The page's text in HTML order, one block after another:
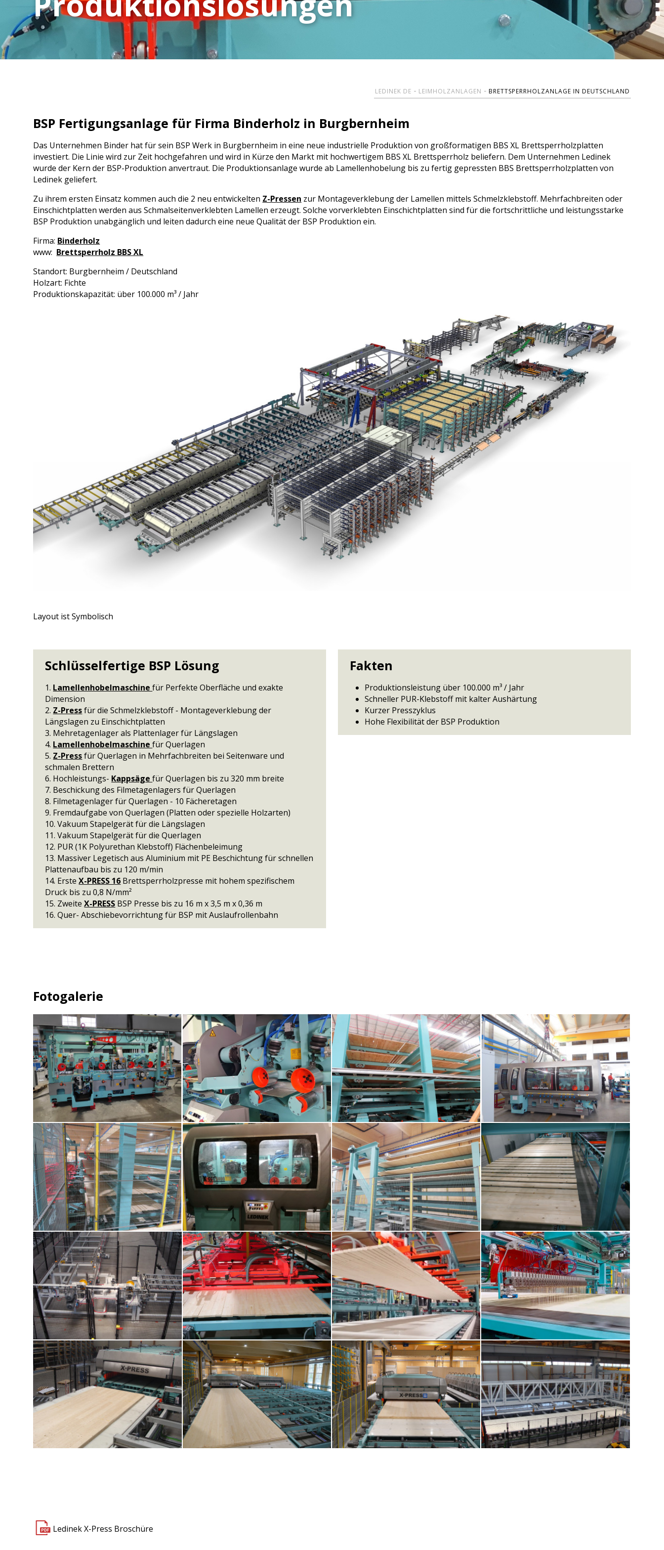
Zertifikate, Logo
TeamViewer
Allgemeine
Einkaufsbedingungen
Multiplan
S150 / S250
300 / 400 / 600
1000 / 1300
Kontizink medium vertical
Kontizink M 3000
Kontizink M 4000
Kontizink 2000
Kontizink 2500
Kontizink 5000
BSP Kanada
BSP Russland
BSP Ante DE
BSP Schweden 2
KVH Anlagen
KVH
Z-Press
Maxipress
Hyperpress-N
XL-Cut 1300
XXL-Cut 1300
Entstapelung
Feuchtemessung
Schüsselung
Scanner
Markierstationen
Etagenlager
Lattenbündel
Bandförderer
Hubförderer
LEDINEK DE LEIMHOLZANLAGEN BRETTSPERRHOLZANLAGE IN DEUTSCHLAND
BSP Fertigungsanlage für Firma Binderholz in Burgbernheim
Das Unternehmen Binder hat für sein BSP Werk in Burgbernheim in eine neue industrielle Produktion von großformatigen BBS XL Brettsperrholzplatten
investiert. Die Linie wird zur Zeit hochgefahren und wird in Kürze den Markt mit hochwertigem BBS XL Brettsperrholz beliefern. Dem Unternehmen Ledinek
wurde der Kern der BSP-Produktion anvertraut. Die Produktionsanlage wurde ab Lamellenhobelung bis zu fertig gepressten BBS Brettsperrholzplatten von
Ledinek geliefert.
Zu ihrem ersten Einsatz kommen auch die 2 neu entwickelten Z-Pressen zur Montageverklebung der Lamellen mittels Schmelzklebstoff. Mehrfachbreiten oder
Einschichtplatten werden aus Schmalseitenverklebten Lamellen erzeugt. Solche vorverklebten Einschichtplatten sind für die fortschrittliche und leistungsstarke
BSP Produktion unabgänglich und leiten dadurch eine neue Qualität der BSP Produktion ein.
Firma: Binderholz
www: Brettsperrholz BBS XL
Standort: Burgbernheim / Deutschland
Holzart: Fichte
Produktionskapazität: über 100.000 m³ / Jahr
Layout ist Symbolisch
Schlüsselfertige BSP Lösung
1. Lamellenhobelmaschinefür Perfekte Oberfläche und exakte
Dimension
2. Z-Pressfür die Schmelzklebstoff - Montageverklebung der
Längslagen zu Einschichtplatten
3. Mehretagenlager als Plattenlager für Längslagen
4. Lamellenhobelmaschinefür Querlagen
5. Z-Pressfür Querlagen in Mehrfachbreiten bei Seitenware und
schmalen Brettern
6. Hochleistungs- Kappsägefür Querlagen bis zu 320 mm breite
7. Beschickung des Filmetagenlagers für Querlagen
8. Filmetagenlager für Querlagen - 10 Fächeretagen
9. Fremdaufgabe von Querlagen (Platten oder spezielle Holzarten)
10. Vakuum Stapelgerät für die Längslagen
11. Vakuum Stapelgerät für die Querlagen
12. PUR (1K Polyurethan Klebstoff) Flächenbeleimung
13. Massiver Legetisch aus Aluminium mit PE Beschichtung für schnellen
Plattenaufbau bis zu 120 m/min
14. ErsteX-PRESS 16 Brettsperrholzpresse mit hohem spezifischem
Druck bis zu 0,8 N/mm²
15. ZweiteX-PRESS BSP Presse bis zu 16 m x 3,5 m x 0,36 m
16. Quer- Abschiebevorrichtung für BSP mit Auslaufrollenbahn
Fakten
Produktionsleistung über 100.000 m³ / Jahr
Schneller PUR-Klebstoff mit kalter Aushärtung
Kurzer Presszyklus
Hohe Flexibilität der BSP Produktion
Fotogalerie
1. MULTIPLAN 5V-S250 Lamellenhobelmaschine für
Perfekte Oberfläche und exakte Dimension
2. Beschickung der Z-Press für die Schmelzklebstoff -
Montageverklebung der Längslagen zu
Einschichtplatten
3. Mehretagenlager als Plattenlager für Längslagen 5
x 5 Lagen mit Z-Press
4. MULTIPLAN 4V-S250 Lamellenhobelmaschine für
Querlagen
5. Z-Press für Querlagen in Mehrfachbreiten bei
Seitenware und schmalen Brettern
6. X-CUT S400 Hochleistungs- Kappsägen für
Querlagen bis zu 320 mm breite
7. Beschickung des Filmetagenlagers für Querlagen 8. Filmetagenlager für Querlagen - 10 Fächeretagen
9. Fremdaufgabe von Querlagen (Platten oder
spezielle Holzarten)
10. Joulin Vakuum Stapelgerät für die Längslagen 11. Joulin Vakuum Stapelgerät für die Querlagen
12. OEST PUR (1K Polyurethan Klebstoff)
Flächenbeleimung
Ledinek X-Press Broschüre